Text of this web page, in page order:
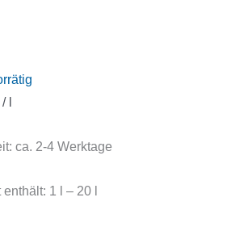
ca. 2-4 Werktage
enthält: 1 – 20